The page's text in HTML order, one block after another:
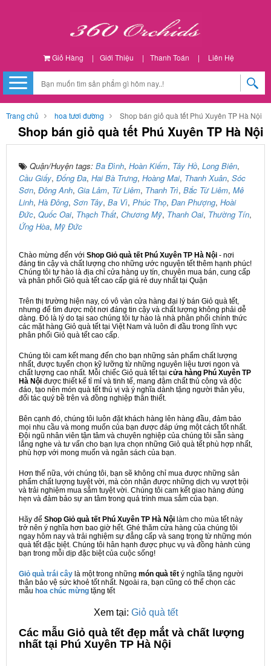
Giỏ Hàng | Giới Thiệu | Thanh Toán | Liên Hệ
Trang chủ hoa tươi đường Shop bán giỏ quà tết Phú Xuyên TP Hà Nội
Shop bán giỏ quà tết Phú Xuyên TP Hà Nội
Quận/Huyện tags: Ba Đình, Hoàn Kiếm, Tây Hồ, Long Biên,
Cầu Giấy, Đống Đa, Hai Bà Trưng, Hoàng Mai, Thanh Xuân, Sóc
Sơn, Đông Anh, Gia Lâm, Từ Liêm, Thanh Trì, Bắc Từ Liêm, Mê
Linh, Hà Đông, Sơn Tây, Ba Vì, Phúc Thọ, Đan Phượng, Hoài
Đức, Quốc Oai, Thạch Thất, Chương Mỹ, Thanh Oai, Thường Tín,
Ứng Hòa, Mỹ Đức
Chào mừng đến với Shop Giỏ quà tết Phú Xuyên TP Hà Nội - nơi
đáng tin cậy và chất lượng cho những ước nguyện tết thêm hạnh phúc!
Chúng tôi tự hào là địa chỉ cửa hàng uy tín, chuyên mua bán, cung cấp
và phân phối Giỏ quà tết cao cấp giá rẻ duy nhất tại Quận
Trên thị trường hiện nay, có vô vàn cửa hàng đại lý bán Giỏ quà tết,
nhưng để tìm được một nơi đáng tin cậy và chất lượng không phải dễ
dàng. Đó là lý do tại sao chúng tôi tự hào là nhà phân phối chính thức
các mặt hàng Giỏ quà tết tại Việt Nam và luôn đi đầu trong lĩnh vực
phân phối Giỏ quà tết cao cấp.
Chúng tôi cam kết mang đến cho bạn những sản phẩm chất lượng
nhất, được tuyển chọn kỹ lưỡng từ những nguyên liệu tươi ngon và
chất lượng cao nhất. Mỗi chiếc Giỏ quà tết tại cửa hàng Phú Xuyên TP
Hà Nội được thiết kế tỉ mỉ và tinh tế, mang đậm chất thủ công và độc
đáo, tạo nên món quà tết thú vị và ý nghĩa dành tặng người thân yêu,
đối tác quý bề trên và đồng nghiệp thân thiết.
Bên cạnh đó, chúng tôi luôn đặt khách hàng lên hàng đầu, đảm bảo
mọi nhu cầu và mong muốn của bạn được đáp ứng một cách tốt nhất.
Đội ngũ nhân viên tận tâm và chuyên nghiệp của chúng tôi sẵn sàng
lắng nghe và tư vấn cho bạn lựa chọn những Giỏ quà tết phù hợp nhất,
phù hợp với mong muốn và ngân sách của bạn.
Hơn thế nữa, với chúng tôi, bạn sẽ không chỉ mua được những sản
phẩm chất lượng tuyệt vời, mà còn nhận được những dịch vụ vượt trội
và trải nghiệm mua sắm tuyệt vời. Chúng tôi cam kết giao hàng đúng
hẹn và đảm bảo sự an tâm trong quá trình mua sắm của bạn.
Hãy để Shop Giỏ quà tết Phú Xuyên TP Hà Nội làm cho mùa tết này
trở nên ý nghĩa hơn bao giờ hết. Ghé thăm cửa hàng của chúng tôi
ngay hôm nay và trải nghiệm sự đẳng cấp và sang trọng từ những món
quà tết đặc biệt. Chúng tôi hân hạnh được phục vụ và đồng hành cùng
bạn trong mỗi dịp đặc biệt của cuộc sống!
Giỏ quà trái cây là một trong những món quà tết ý nghĩa tặng người
thân bảo vệ sức khoẻ tốt nhất. Ngoài ra, bạn cũng có thể chọn các
mẫu hoa chúc mừng tặng tết
Xem tại: Giỏ quà tết
Các mẫu Giỏ quà tết đẹp mắt và chất lượng
nhất tại Phú Xuyên TP Hà Nội